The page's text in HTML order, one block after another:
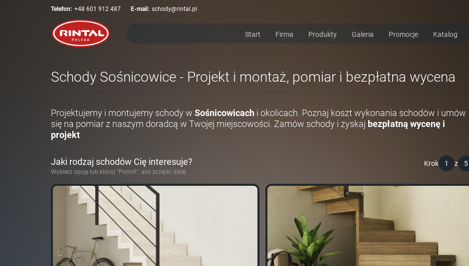
Telefon: +48 601 912 487 E-mail: schody@rintal.pl
Start Firma Produkty Galeria Promocje Katalog
Schody Sośnicowice - Projekt i montaż, pomiar i bezpłatna wycena
Projektujemy i montujemy schody w Sośnicowicach i okolicach. Poznaj koszt wykonania schodów i umów
się na pomiar z naszym doradcą w Twojej miejscowości. Zamów schody i zyskaj bezpłatną wycenę i
projekt
Krok 1 z 5
Jaki rodzaj schodów Cię interesuje?
Wybierz opcję lub kliknij "Pomiń", aby przejść dalej